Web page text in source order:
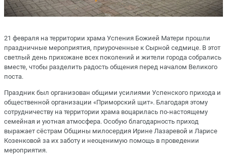
21 февраля на территории храма Успения Божией Матери прошли
праздничные мероприятия, приуроченные к Сырной седмице. В этот
светлый день прихожане всех поколений и жители города собрались
вместе, чтобы разделить радость общения перед началом Великого
поста.
Праздник был организован общими усилиями Успенского прихода и
общественной организации «Приморский щит». Благодаря этому
сотрудничеству на территории храма воцарилась по-настоящему
семейная и уютная атмосфера. Особую благодарность приход
выражает сёстрам Общины милосердия Ирине Лазаревой и Ларисе
Козенковой за их заботу и неоценимую помощь в проведении
мероприятия.